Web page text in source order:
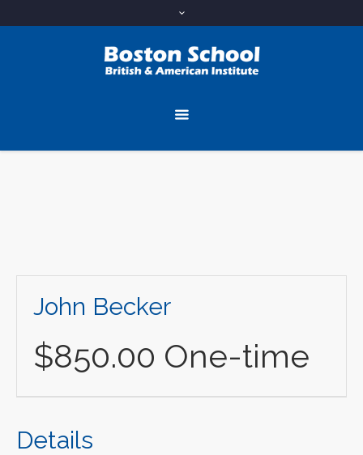
John Becker
$850.00 One-time
Details